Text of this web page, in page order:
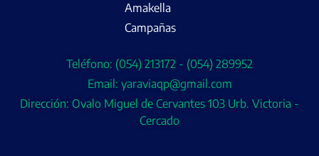
Amakella
Campañas
Teléfono: (054) 213172 - (054) 289952
Email: yaraviaqp@gmail.com
Dirección: Ovalo Miguel de Cervantes 103 Urb. Victoria -
Cercado